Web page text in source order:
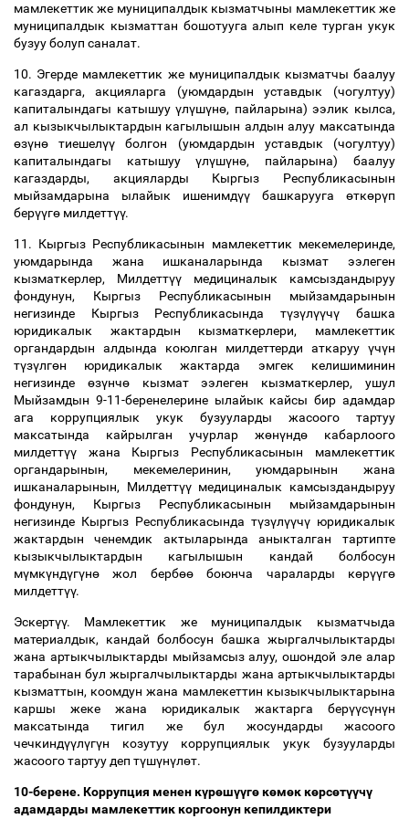
мамлекеттик же муниципалдык кызматчыны мамлекеттик же
муниципалдык кызматтан бошотууга алып келе турган укук
бузуу болуп саналат.
10. Эгерде мамлекеттик же муниципалдык кызматчы баалуу
кагаздарга, акцияларга (уюмдардын уставдык (чогултуу)
капиталындагы катышууүлүшүнө, пайларына) ээлик кылса,
ал кызыкчылыктардын кагылышын алдын алуу максатында
өзүнө тиешелүү болгон (уюмдардын уставдык (чогултуу)
капиталындагы катышууүлүшүнө, пайларына) баалуу
кагаздарды, акцияларды Кыргыз Республикасынын
мыйзамдарына ылайык ишенимдүү башкарууга өткөрүп
берүүгө милдеттүү.
11. Кыргыз Республикасынын мамлекеттик мекемелеринде,
уюмдарында жана ишканаларында кызмат ээлеген
кызматкерлер, Милдеттүү медициналык камсыздандыруу
фондунун, Кыргыз Республикасынын мыйзамдарынын
негизинде Кыргыз Республикасында түзүлүүчү башка
юридикалык жактардын кызматкерлери, мамлекеттик
органдардын алдында коюлган милдеттерди аткаруу үчүн
түзүлгөн юридикалык жактарда эмгек келишиминин
негизинде өзүнчөкызмат ээлеген кызматкерлер, ушул
Мыйзамдын 9-11-беренелерине ылайык кайсы бир адамдар
ага коррупциялык укук бузууларды жасоого тартуу
максатында кайрылган учурлар жөнүндө кабарлоого
милдеттүү жана Кыргыз Республикасынын мамлекеттик
органдарынын, мекемелеринин, уюмдарынын жана
ишканаларынын, Милдеттүүмедициналык камсыздандыруу
фондунун, Кыргыз Республикасынын мыйзамдарынын
негизинде Кыргыз Республикасында түзүлүүчү юридикалык
жактардын ченемдик актыларында аныкталган тартипте
кызыкчылыктардын кагылышын кандай болбосун
мүмкүндүгүнө жол бербөөбоюнча чараларды көрүүгө
милдеттүү.
Эскертүү. Мамлекеттик же муниципалдык кызматчыда
материалдык, кандай болбосун башка жыргалчылыктарды
жана артыкчылыктарды мыйзамсыз алуу, ошондой эле алар
тарабынан бул жыргалчылыктарды жана артыкчылыктарды
кызматтын, коомдун жана мамлекеттин кызыкчылыктарына
каршы жеке жана юридикалык жактарга берүүсүнүн
максатында тигил же бул жосундарды жасоого
чечкиндүүлүгүн козутуу коррупциялык укук бузууларды
жасоого тартуу деп түшүнүлөт.
10-берене. Коррупция менен күрөшүүгөкөмөк көрсөтүүчү
адамдарды мамлекеттик коргоонун кепилдиктери